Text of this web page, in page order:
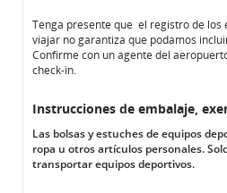
en
una
Tenga presente que el registro de los
viajar no garantiza que podamos
Confirme con un agente del
check-in.
Instrucciones de embalaje,
Las bolsas y estuches de equipos
ropa u otros artículos personales.
transportar equipos deportivos.